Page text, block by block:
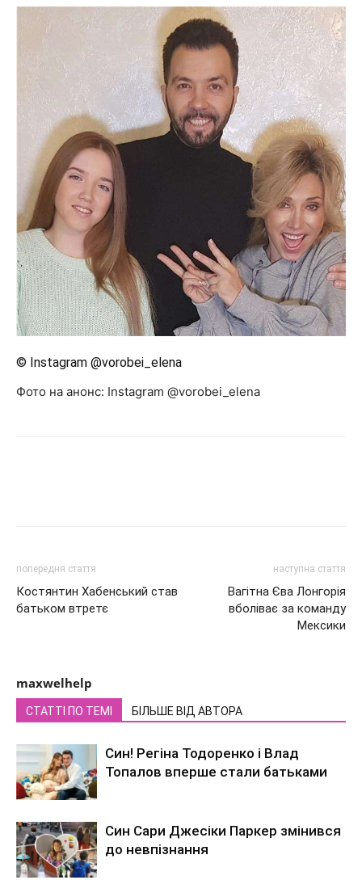
© Instagram @vorobei_elena
Фото на анонс: Instagram @vorobei_elena
попередня стаття
Костянтин Хабенський став
батьком втретє
наступна стаття
Вагітна Єва Лонгорія
вболіває за команду
Мексики
maxwelhelp
СТАТТІ ПО ТЕМІ БІЛЬШЕ ВІД АВТОРА
Син! Регіна Тодоренко і Влад
Топалов вперше стали батьками
Син Сари Джесіки Паркер змінився
до невпізнання